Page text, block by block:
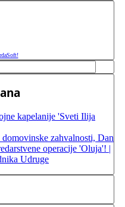
kapelanije 'Sveti Ilija
zahvalnosti, Dan
operacije 'Oluja'! |
Udruge